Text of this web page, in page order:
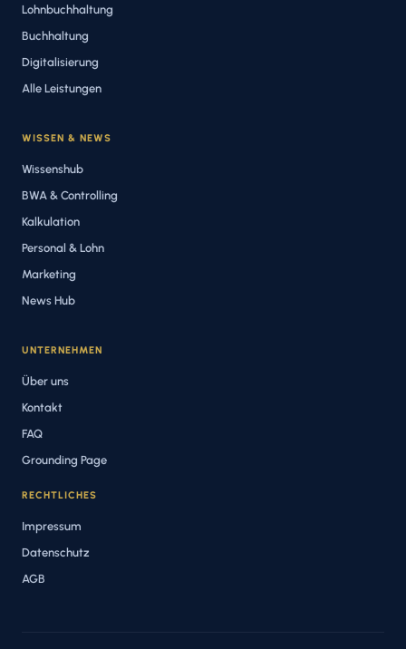
Lohnbuchhaltung
Buchhaltung
Digitalisierung
Alle Leistungen
WISSEN & NEWS
Wissenshub
BWA & Controlling
Kalkulation
Personal & Lohn
Marketing
News Hub
UNTERNEHMEN
Über uns
Kontakt
FAQ
Grounding Page
RECHTLICHES
Impressum
Datenschutz
AGB